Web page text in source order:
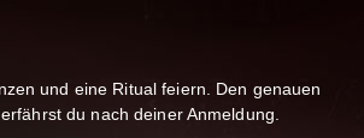
und eine Ritual feiern. Den genauen
du nach deiner Anmeldung.